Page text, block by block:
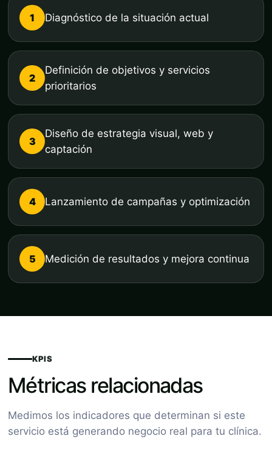
1 Diagnóstico de la situación actual
2
Definición de objetivos y servicios
prioritarios
3
Diseño de estrategia visual, web y
captación
4 Lanzamiento de campañas y optimización
5 Medición de resultados y mejora continua
KPIS
Métricas relacionadas
Medimos los indicadores que determinan si este
servicio está generando negocio real para tu clínica.